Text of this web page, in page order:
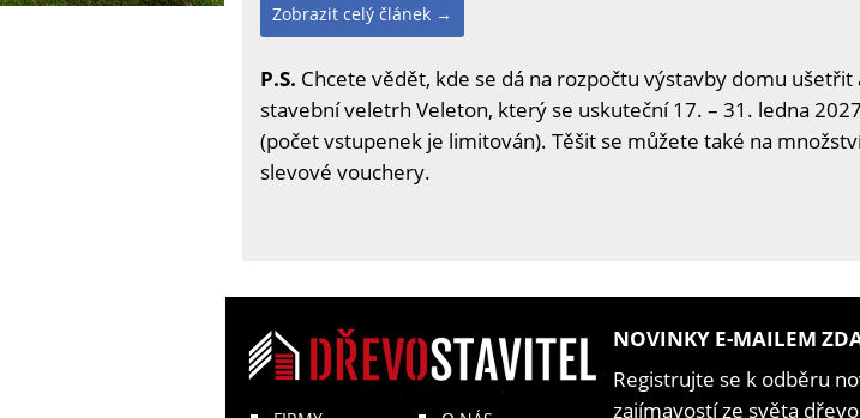
Zobrazit celý článek →
P.S. Chcete vědět, kde se dá na rozpočtu výstavby domu
stavební veletrh Veleton, který se uskuteční 17. – 31. ledna
(počet vstupenek je limitován). Těšit se můžete také na
slevové vouchery.
NOVINKY E-MAILEM
Registrujte se k odběru
zajímavostí ze světa